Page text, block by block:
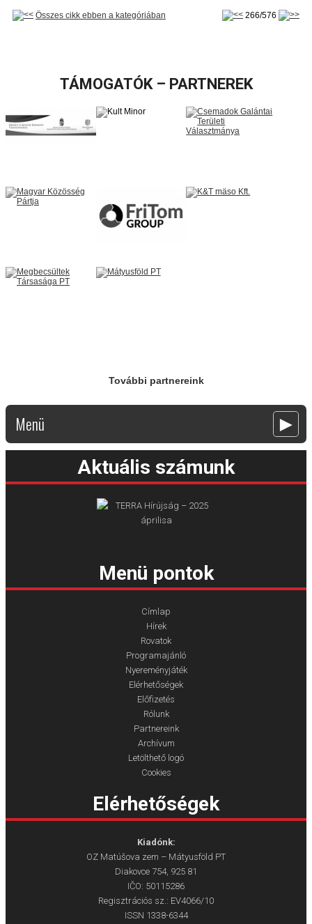
Összes cikk ebben a kategóriában 266/576
TÁMOGATÓK – PARTNEREK
További partnereink
Menü
►
Aktuális számunk
Menü pontok
Címlap
Hírek
Rovatok
Programajánló
Nyereményjáték
Elérhetőségek
Előfizetés
Rólunk
Partnereink
Archívum
Letölthető logó
Cookies
Elérhetőségek
Kiadónk:
OZ Matúšova zem – Mátyusföld PT
Diakovce 754, 925 81
IČO: 50115286
Regisztrációs sz.: EV4066/10
ISSN 1338-6344